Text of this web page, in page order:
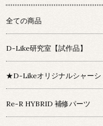
全ての商品
D-Like研究室【試作品】
★D-Likeオリジナルシャーシ
Re-R HYBRID 補修パーツ